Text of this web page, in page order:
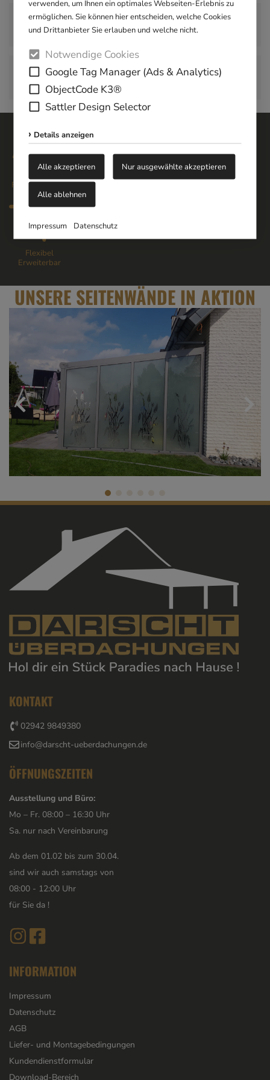
verwenden, um Ihnen ein optimales Webseiten-Erlebnis zu
ermöglichen. Sie können hier entscheiden, welche Cookies
und Drittanbieter Sie erlauben und welche nicht.
Notwendige Cookies
Google Tag Manager (Ads & Analytics)
ObjectCode K3®
Sattler Design Selector
Details anzeigen
Alle akzeptieren Nur ausgewählte akzeptieren
Alle ablehnen
Impressum Datenschutz
Sind Seitenwände auch als Windschutz
geeignet?
Sind Seitenwände für Sommergärten
energieeffizient?
Familienbetrieb
Qualitäts-/
Preisgarantie
Flexibel
Erweiterbar
UNSERE SEITENWÄNDE IN AKTION
KONTAKT
02942 9849380
info@darscht-ueberdachungen.de
ÖFFNUNGSZEITEN
Ausstellung und Büro:
Mo – Fr. 08:00 – 16:30 Uhr
Sa. nur nach Vereinbarung
Ab dem 01.02 bis zum 30.04.
sind wir auch samstags von
08:00 - 12:00 Uhr
für Sie da !
INFORMATION
Impressum
Datenschutz
AGB
Liefer- und Montagebedingungen
Kundendienstformular
Download-Bereich